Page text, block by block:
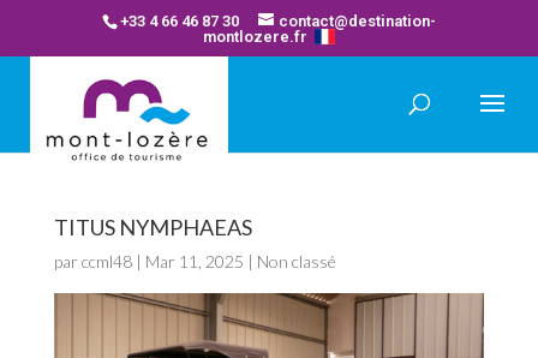
+33 4 66 46 87 30
contact@destination-
montlozere.fr
TITUS NYMPHAEAS
par ccml48| Mar 11, 2025 | Non classé